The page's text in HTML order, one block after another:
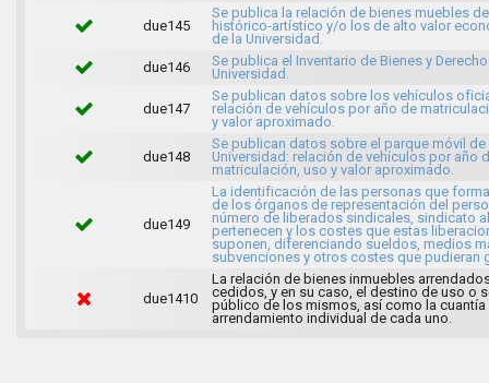
due145
Se publica la relación de bienes muebles
histórico-artístico y/o los de alto valor
de la Universidad.
due146
Se publica el Inventario de Bienes y
Universidad.
due147
Se publican datos sobre los vehículos
relación de vehículos por año de
y valor aproximado.
due148
Se publican datos sobre el parque móvil de
Universidad: relación de vehículos por año
matriculación, uso y valor aproximado.
due149
La identificación de las personas que
de los órganos de representación del
número de liberados sindicales, sindicato
pertenecen y los costes que estas
suponen, diferenciando sueldos, medios
subvenciones y otros costes que pudieran
due1410
La relación de bienes inmuebles
cedidos, y en su caso, el destino de uso o
público de los mismos, así como la cuantía
arrendamiento individual de cada uno.